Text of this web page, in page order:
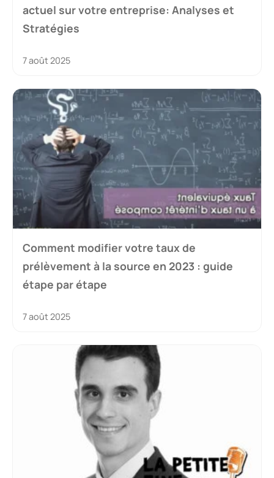
actuel sur votre entreprise: Analyses et
Stratégies
7 août 2025
Comment modifier votre taux de
prélèvement à la source en 2023 : guide
étape par étape
7 août 2025